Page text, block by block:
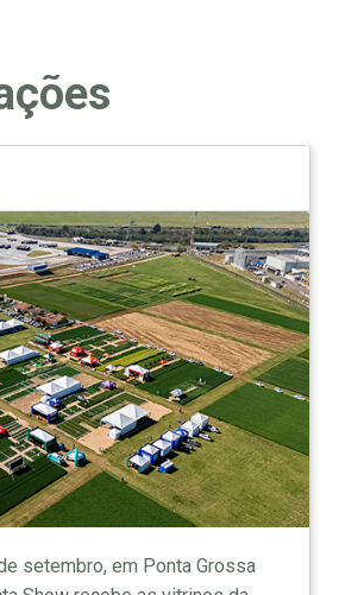
setembro, em Ponta Grossa